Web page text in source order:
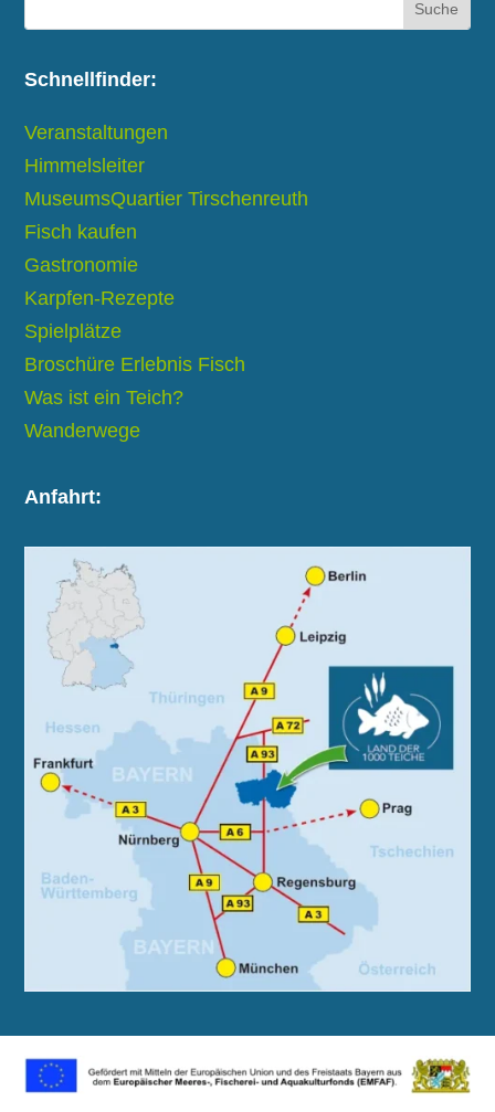
Schnellfinder:
Veranstaltungen
Himmelsleiter
MuseumsQuartier Tirschenreuth
Fisch kaufen
Gastronomie
Karpfen-Rezepte
Spielplätze
Broschüre Erlebnis Fisch
Was ist ein Teich?
Wanderwege
Anfahrt: